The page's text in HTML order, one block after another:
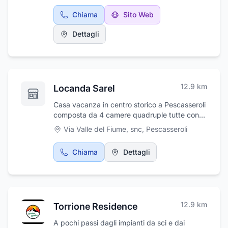
località… sono solo alcuni dei modi per godere
il meglio della vacanza come nostri graditi
ospiti. Lo splendido clima montano, il
paesaggio indimenticabile del Parco,
l'Albergo Villino Quintiliani. Vi diamo la migliore
accoglienza a Pescasseroli.
cosmetici e prodotti per l'infanzia delle
migliori marche del settore.
Chiama Sito Web
Dettagli
Locanda Sarel 12.9 km
Casa vacanza in centro storico a Pescasseroli
composta da 4 camere quadruple tutte con
bagno privato, salone con camino cucina,
bagno di servizio con lavatrice
Via Valle del Fiume, snc, Pescasseroli
Chiama Dettagli
Torrione Residence 12.9 km
A pochi passi dagli impianti da sci e dai